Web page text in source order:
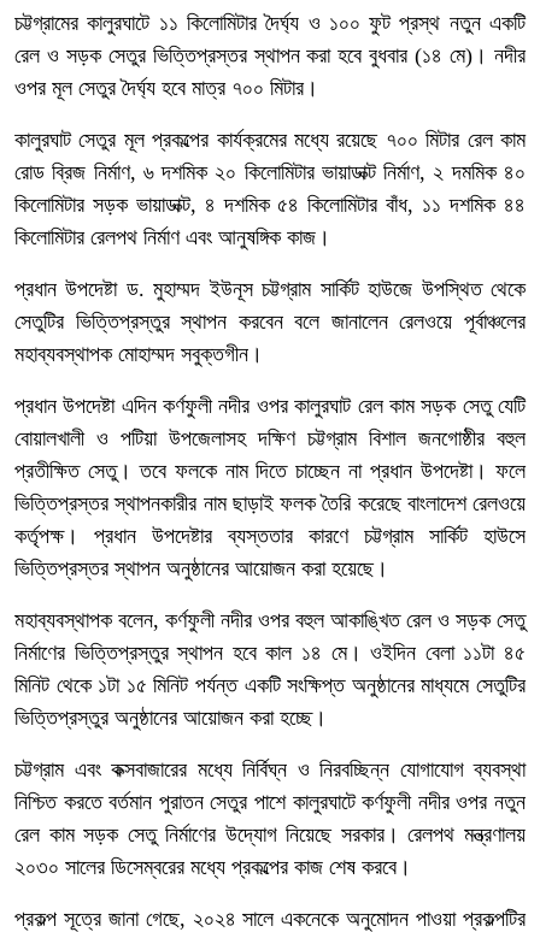
চট্টগ্রামের কালুরঘাটে ১১ কিলোমিটার দৈর্ঘ্য ও ১০০ ফুট প্রস্থ নতুন একটি
রেল ও সড়ক সেতুর ভিত্তিপ্রস্তর স্থাপন করা হবে বুধবার (১৪ মে)। নদীর
ওপর মূল সেতুর দৈর্ঘ্য হবে মাত্র ৭০০ মিটার।
কালুরঘাট সেতুর মূল প্রকল্পের কার্যক্রমের মধ্যে রয়েছে ৭০০ মিটার রেল কাম
রোড ব্রিজ নির্মাণ, ৬ দশমিক ২০ কিলোমিটার ভায়াডাক্ট নির্মাণ, ২ দমমিক ৪০
কিলোমিটার সড়ক ভায়াডাক্ট, ৪ দশমিক ৫৪ কিলোমিটার বাঁধ, ১১ দশমিক ৪৪
কিলোমিটার রেলপথ নির্মাণ এবং আনুষঙ্গিক কাজ।
প্রধান উপদেষ্টা ড. মুহাম্মদ ইউনূস চট্টগ্রাম সার্কিট হাউজে উপস্থিত থেকে
সেতুটির ভিত্তিপ্রস্তুর স্থাপন করবেন বলে জানালেন রেলওয়ে পূর্বাঞ্চলের
মহাব্যবস্থাপক মোহাম্মদ সবুক্তগীন।
প্রধান উপদেষ্টা এদিন কর্ণফুলী নদীর ওপর কালুরঘাট রেল কাম সড়ক সেতু যেটি
বোয়ালখালী ও পটিয়া উপজেলাসহ দক্ষিণ চট্টগ্রাম বিশাল জনগোষ্ঠীর বহুল
প্রতীক্ষিত সেতু। তবে ফলকে নাম দিতে চাচ্ছেন না প্রধান উপদেষ্টা। ফলে
ভিত্তিপ্রস্তর স্থাপনকারীর নাম ছাড়াই ফলক তৈরি করেছে বাংলাদেশ রেলওয়ে
কর্তৃপক্ষ। প্রধান উপদেষ্টার ব্যস্ততার কারণে চট্টগ্রাম সার্কিট হাউসে
ভিত্তিপ্রস্তর স্থাপন অনুষ্ঠানের আয়োজন করা হয়েছে।
মহাব্যবস্থাপক বলেন, কর্ণফুলী নদীর ওপর বহুল আকাঙ্খিত রেল ও সড়ক সেতু
নির্মাণের ভিত্তিপ্রস্তুর স্থাপন হবে কাল ১৪ মে। ওইদিন বেলা ১১টা ৪৫
মিনিট থেকে ১টা ১৫ মিনিট পর্যন্ত একটি সংক্ষিপ্ত অনুষ্ঠানের মাধ্যমে সেতুটির
ভিত্তিপ্রস্তুর অনুষ্ঠানের আয়োজন করা হচ্ছে।
চট্টগ্রাম এবং কক্সবাজারের মধ্যে নির্বিঘ্ন ও নিরবচ্ছিন্ন যোগাযোগ ব্যবস্থা
নিশ্চিত করতে বর্তমান পুরাতন সেতুর পাশে কালুরঘাটে কর্ণফুলী নদীর ওপর নতুন
রেল কাম সড়ক সেতু নির্মাণের উদ্যোগ নিয়েছে সরকার। রেলপথ মন্ত্রণালয়
২০৩০ সালের ডিসেম্বরের মধ্যে প্রকল্পের কাজ শেষ করবে।
প্রকল্প সূত্রে জানা গেছে, ২০২৪ সালে একনেকে অনুমোদন পাওয়া প্রকল্পটির